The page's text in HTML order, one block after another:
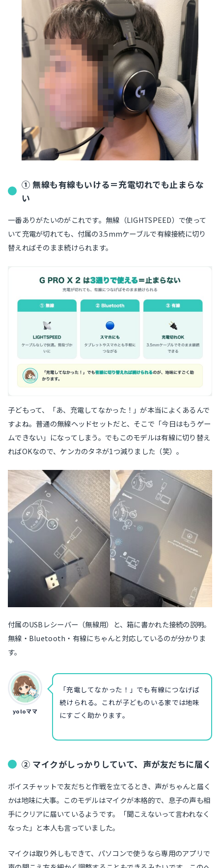
① 無線も有線もいける＝充電切れでも止まらな
い
一番ありがたいのがこれです。無線（LIGHTSPEED）で使って
いて充電が切れても、付属の3.5mmケーブルで有線接続に切り
替えればそのまま続けられます。
子どもって、「あ、充電してなかった！」が本当によくあるんで
すよね。普通の無線ヘッドセットだと、そこで「今日はもうゲー
ムできない」になってしまう。でもこのモデルは有線に切り替え
ればOKなので、ケンカのタネが1つ減りました（笑）。
付属のUSBレシーバー（無線用）と、箱に書かれた接続の説明。
無線・Bluetooth・有線にちゃんと対応しているのが分かりま
す。
yoloママ
「充電してなかった！」でも有線につなげば
続けられる。これが子どものいる家では地味
にすごく助かります。
② マイクがしっかりしていて、声が友だちに届く
ボイスチャットで友だちと作戦を立てるとき、声がちゃんと届く
かは地味に大事。このモデルはマイクが本格的で、息子の声も相
手にクリアに届いているようです。「聞こえないって言われなく
なった」と本人も言っていました。
マイクは取り外しもできて、パソコンで使うなら専用のアプリで